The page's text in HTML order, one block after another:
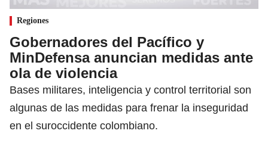
Regiones
Gobernadores del Pacífico y
MinDefensa anuncian medidas ante
ola de violencia
Bases militares, inteligencia y control territorial son
algunas de las medidas para frenar la inseguridad
en el suroccidente colombiano.